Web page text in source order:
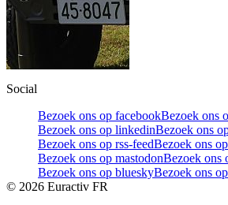
Social
Bezoek ons op facebookBezoek ons
Bezoek ons op linkedinBezoek ons
Bezoek ons op rss-feedBezoek ons
Bezoek ons op mastodonBezoek ons
Bezoek ons op blueskyBezoek ons
© 2026 Euractiv FR